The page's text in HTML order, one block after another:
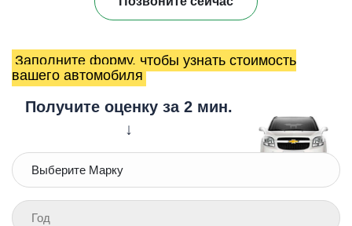
Заполните форму, чтобы узнать стоимость
вашего автомобиля
Получите оценку за 2 мин.
↓